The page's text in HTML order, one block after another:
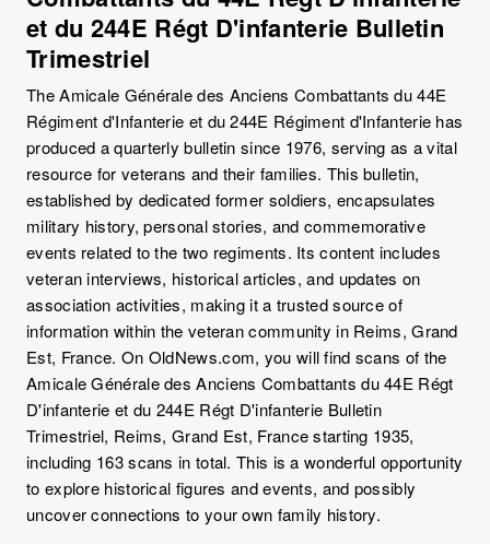
et du 244E Régt D'infanterie Bulletin
Trimestriel
The Amicale Générale des Anciens Combattants du 44E
Régiment d'Infanterie et du 244E Régiment d'Infanterie has
produced a quarterly bulletin since 1976, serving as a vital
resource for veterans and their families. This bulletin,
established by dedicated former soldiers, encapsulates
military history, personal stories, and commemorative
events related to the two regiments. Its content includes
veteran interviews, historical articles, and updates on
association activities, making it a trusted source of
information within the veteran community in Reims, Grand
Est, France. On OldNews.com, you will find scans of the
Amicale Générale des Anciens Combattants du 44E Régt
D'infanterie et du 244E Régt D'infanterie Bulletin
Trimestriel, Reims, Grand Est, France starting 1935,
including 163 scans in total. This is a wonderful opportunity
to explore historical figures and events, and possibly
uncover connections to your own family history.